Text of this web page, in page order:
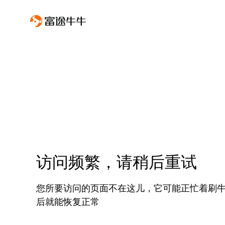
访问频繁，请稍后重试
您所要访问的页面不在这儿，它可能正忙着刷
后就能恢复正常